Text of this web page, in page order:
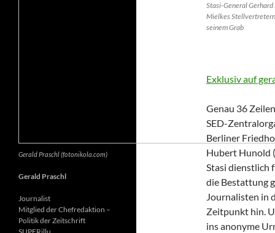
Stasi-General
Mielkes
seinem Grab
Exklusiv auf
Genau 36
SED-
Berliner
Hubert Hunold
Stasi dienstlich
die Bestattung
Journalisten in
Zeitpunkt hin.
ins anonyme
Gerald Praschl (fotonikola.com)
Gerald Praschl
Journalist
Mitglied der Chefredaktion –
Politik der Zeitschrift